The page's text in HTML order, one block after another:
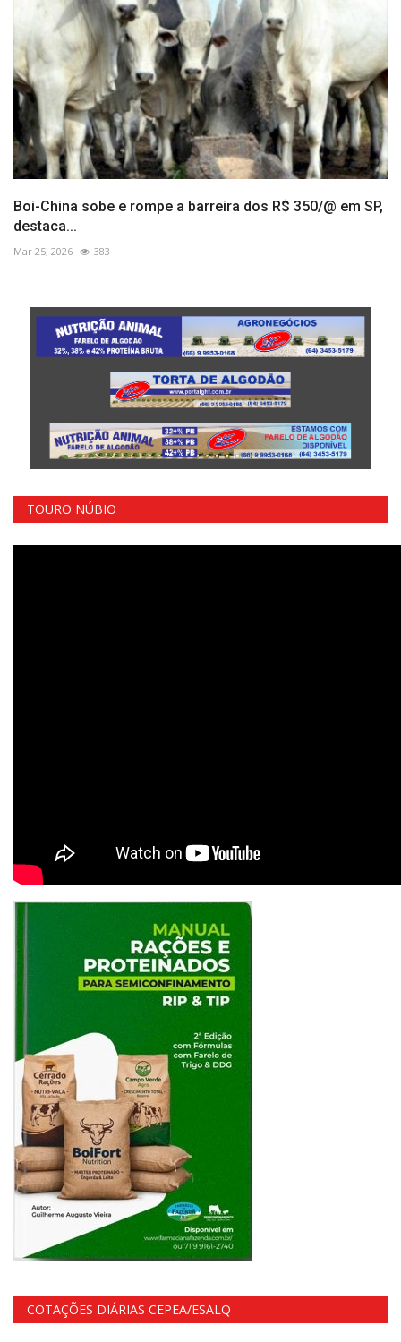
Boi-China sobe e rompe a barreira dos R$ 350/@ em SP,
destaca...
Mar 25, 2026 383
TOURO NÚBIO
COTAÇÕES DIÁRIAS CEPEA/ESALQ